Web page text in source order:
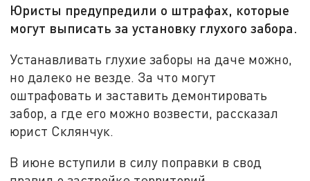
Юристы предупредили о штрафах, которые
могут выписать за установку глухого забора.
Устанавливать глухие заборы на даче можно,
но далеко не везде. За что могут
оштрафовать и заставить демонтировать
забор, а где его можно возвести, рассказал
юрист Склянчук.
В июне вступили в силу поправки в свод